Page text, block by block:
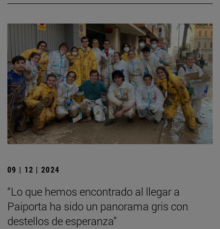
09 | 12 | 2024
“Lo que hemos encontrado al llegar a
Paiporta ha sido un panorama gris con
destellos de esperanza”